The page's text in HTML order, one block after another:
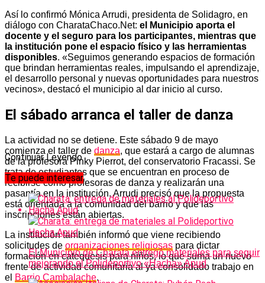
Así lo confirmó Mónica Arrudi, presidenta de Solidagro, en
diálogo con CharataChaco.Net: el Municipio aporta el
docente y el seguro para los participantes, mientras que
la institución pone el espacio físico y las herramientas
disponibles. «Seguimos generando espacios de formación
que brindan herramientas reales, impulsando el aprendizaje,
el desarrollo personal y nuevas oportunidades para nuestros
vecinos», destacó el municipio al dar inicio al curso.
El sábado arranca el taller de danza
La actividad no se detiene. Este sábado 9 de mayo
comienza el taller de danza, que estará a cargo de alumnas
de la profesora Pinky Pierrot, del conservatorio Fracassi. Se
trata de estudiantes que se encuentran en proceso de
recibirse como profesoras de danza y realizarán una
pasantía en la institución. Arrudi precisó que la propuesta
está orientada a la comunidad del barrio y que las
inscripciones están abiertas.
La institución también informó que viene recibiendo
solicitudes de organizaciones religiosas para dictar
formación en catequesis para niños, lo que suma un nuevo
frente de actividad comunitaria al ya consolidado trabajo en
el Barrio Cambalache.
Continuar Leyendo
Te puede interesar
El Municipio de Charata entregó materiales para seguir
mejorando el Polideportivo «Hacha» Apud